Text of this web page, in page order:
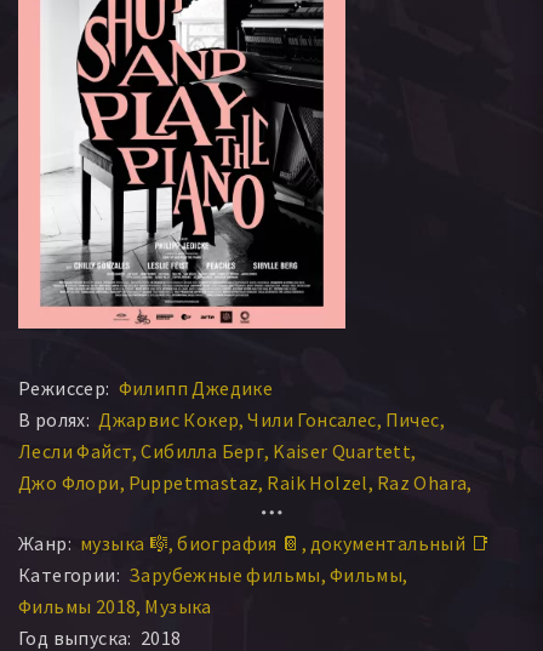
Режиссер: Филипп Джедике
В ролях: Джарвис Кокер Чили Гонсалес Пичес
Лесли Файст Сибилла Берг Kaiser Quartett
Джо Флори Puppetmastaz Raik Holzel Raz Ohara
Lena Buhl
Жанр: музыка 🎼 биография 📔
документальный 📑
Категории: Зарубежные фильмы Фильмы
Фильмы 2018 Музыка
Год выпуска: 2018